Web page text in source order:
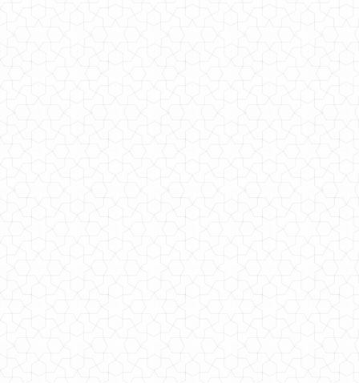
Женская черная юбка миди с сеточкой
570.00грн.
Черная кожаная юбка с высокой посадкой
760.00грн.